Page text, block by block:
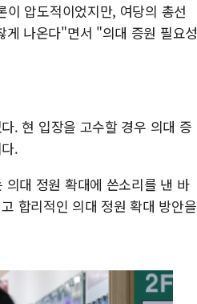
압도적이었지만, 여당의 총선
게 나온다"면서 "의대 증원 필요성
. 현 입장을 고수할 경우 의대 증
.
대 정원 확대에 쓴소리를 낸 바
합리적인 의대 정원 확대 방안을